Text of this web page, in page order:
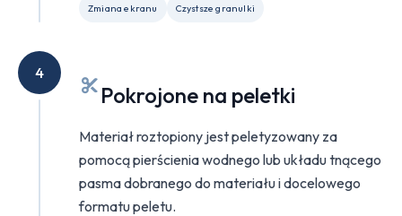
Zmiana ekranu Czystsze granulki
4
Pokrojone na peletki
Materiał roztopiony jest peletyzowany za
pomocą pierścienia wodnego lub układu tnącego
pasma dobranego do materiału i docelowego
formatu peletu.